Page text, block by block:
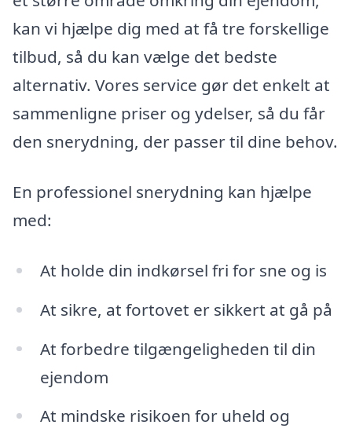
kan vi hjælpe dig med at få tre forskellige
tilbud, så du kan vælge det bedste
alternativ. Vores service gør det enkelt at
sammenligne priser og ydelser, så du får
den snerydning, der passer til dine behov.
En professionel snerydning kan hjælpe
med:
At holde din indkørsel fri for sne og is
At sikre, at fortovet er sikkert at gå på
At forbedre tilgængeligheden til din
ejendom
At mindske risikoen for uheld og